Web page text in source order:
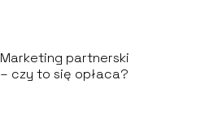
Marketing partnerski
– czy to się opłaca?